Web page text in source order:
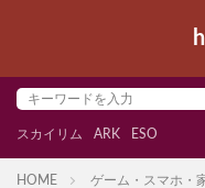
スカイリム ARK ESO
HOME ゲーム・スマホ・